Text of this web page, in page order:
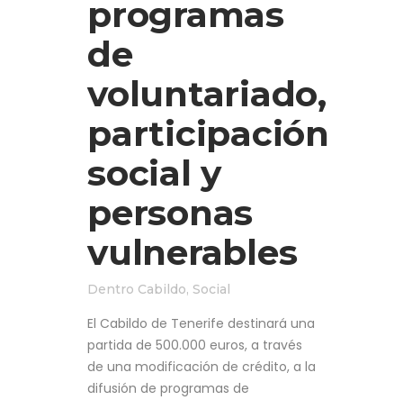
programas
de
voluntariado,
participación
social y
personas
vulnerables
Dentro Cabildo, Social
El Cabildo de Tenerife destinará una
partida de 500.000 euros, a través
de una modificación de crédito, a la
difusión de programas de